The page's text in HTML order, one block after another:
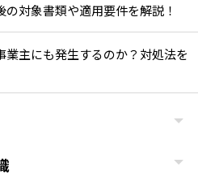
対象書類や適用要件を解説！
主にも発生するのか？対処法を